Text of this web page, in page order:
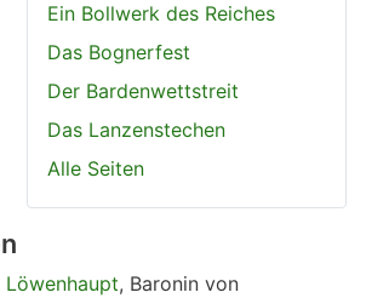
Ein Bollwerk des Reiches
Das Bognerfest
Der Bardenwettstreit
Das Lanzenstechen
Alle Seiten
, Baronin von